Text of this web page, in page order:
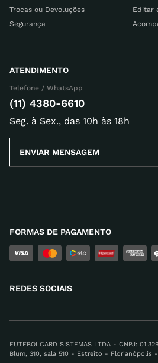
Trocas ou Devoluções
Segurança
Editar
ATENDIMENTO
Telefone / WhatsApp
(11) 4380-6610
Seg. à Sex., das 10h às 18h
ENVIAR MENSAGEM
FORMAS DE PAGAMENTO
REDES SOCIAIS
FUTEBOLCARD SISTEMAS LTDA - CNPJ:
Blum, 310, sala 510 - Estreito - Florianópolis -